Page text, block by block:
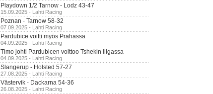
Playdown 1/2 Tarnow - Lodz 43-47
15.09.2025 - Lahti Racing
Poznan - Tarnow 58-32
07.09.2025 - Lahti Racing
Pardubice voitti myös Prahassa
04.09.2025 - Lahti Racing
Timo johti Pardubicen voittoo Tshekin liigassa
04.09.2025 - Lahti Racing
Slangerup - Holsted 57-27
27.08.2025 - Lahti Racing
Västervik - Dackarna 54-36
26.08.2025 - Lahti Racing